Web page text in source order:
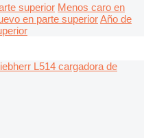
superior Menos caro en
en parte superiorAño de